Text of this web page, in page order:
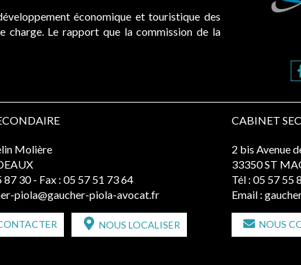
économique et touristique des
charge. Le rapport que la commission de la
Molière
87 30 - Fax : 05 57 51 73 64
piola@gaucher-piola-avocat.fr
NOUS LOCALISER
CABINET
2 bis Avenue
33350 ST
Tél : 05 57 55
Email :
NOUS